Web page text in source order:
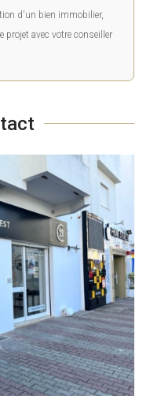
d'un bien immobilier,
projet avec votre conseiller